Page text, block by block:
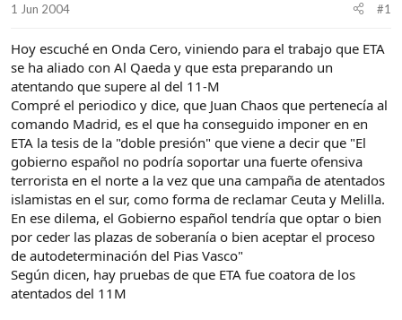
e
t
e
a
o
1 Jun 2004 #1
Hoy escuché en Onda Cero, viniendo para el trabajo que ETA
se ha aliado con Al Qaeda y que esta preparando un
atentando que supere al del 11-M
Compré el periodico y dice, que Juan Chaos que pertenecía al
comando Madrid, es el que ha conseguido imponer en en
ETA la tesis de la "doble presión" que viene a decir que "El
gobierno español no podría soportar una fuerte ofensiva
terrorista en el norte a la vez que una campaña de atentados
islamistas en el sur, como forma de reclamar Ceuta y Melilla.
En ese dilema, el Gobierno español tendría que optar o bien
por ceder las plazas de soberanía o bien aceptar el proceso
de autodeterminación del Pias Vasco"
Según dicen, hay pruebas de que ETA fue coatora de los
atentados del 11M